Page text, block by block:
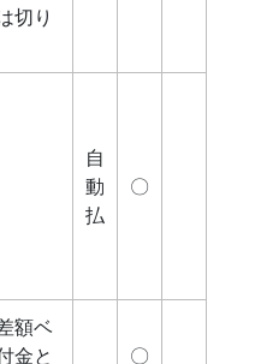
切り
自
動
払
〇
額ベ
金と
〇